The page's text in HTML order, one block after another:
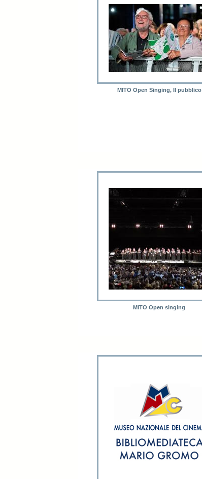
MITO Open Singing, Il pubblico
MITO Open singing